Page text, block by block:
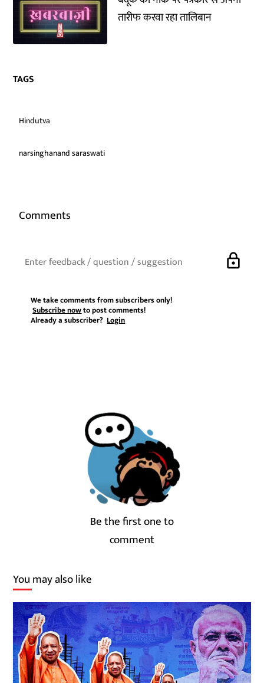
तारीफ करवा रहा तालिबान
TAGS
Hindutva
narsinghanand saraswati
Comments
lock
We take comments from subscribers only!
Subscribe nowto post comments!
Already a subscriber?Login
Be the first one to
comment
You may also like